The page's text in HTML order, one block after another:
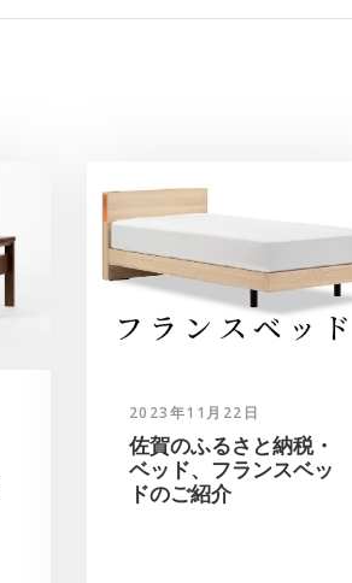
2023年11月22日
佐賀のふるさと納税・
ベッド、フランスベッ
ドのご紹介